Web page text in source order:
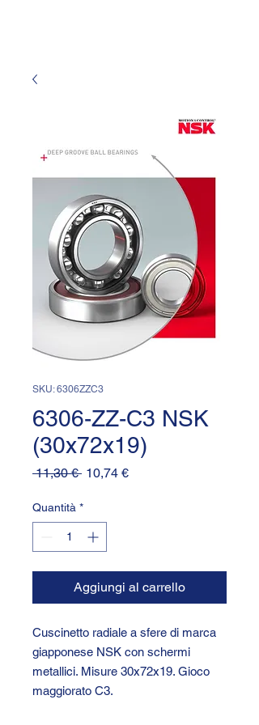
SKU: 6306ZZC3
6306-ZZ-C3 NSK
(30x72x19)
11,30 € Prezzo
10,74 €Prezzo
Quantità *
Aggiungi al carrello
Cuscinetto radiale a sfere di marca
giapponese NSK con schermi
metallici. Misure 30x72x19. Gioco
maggiorato C3.